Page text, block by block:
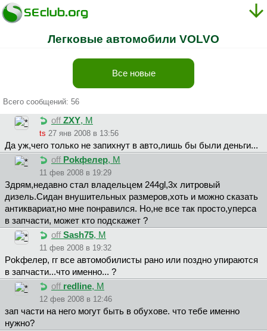
Легковые автомобили VOLVO
Все новые
Всего сообщений: 56
off ZXY, М
ts 27 янв 2008 в 13:56
Да уж,чего только не запихнут в авто,лишь бы были деньги...
off Pokфeлep, М
11 фев 2008 в 19:29
Здрям,недавно стал владельцем 244gl,3х литровый
дизель.Сидан внушительных размеров,хоть и можно сказать
антиквариат,но мне понравился. Но,не все так просто,уперса
в запчасти, может кто подскажет ?
off Sash75, М
11 фев 2008 в 19:32
Pokфeлep, гг все автомобилисты рано или поздно упираются
в запчасти...что именно... ?
off redline, М
12 фев 2008 в 12:46
зап части на него могут быть в обухове. что тебе именно
нужно?